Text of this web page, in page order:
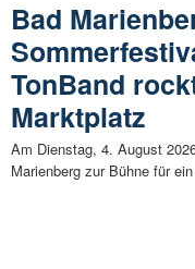
Bad
TonBand
Marktplatz
Am Dienstag, 4. August
Marienberg zur Bühne für